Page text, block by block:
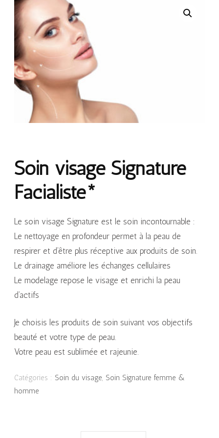
Soin visage Signature
Facialiste*
Le soin visage Signature est le soin incontournable :
Le nettoyage en profondeur permet à la peau de
respirer et d’être plus réceptive aux produits de soin.
Le drainage améliore les échanges cellulaires
Le modelage repose le visage et enrichi la peau
d’actifs
Je choisis les produits de soin suivant vos objectifs
beauté et votre type de peau.
Votre peau est sublimée et rajeunie.
Catégories : Soin du visage, Soin Signature femme &
homme